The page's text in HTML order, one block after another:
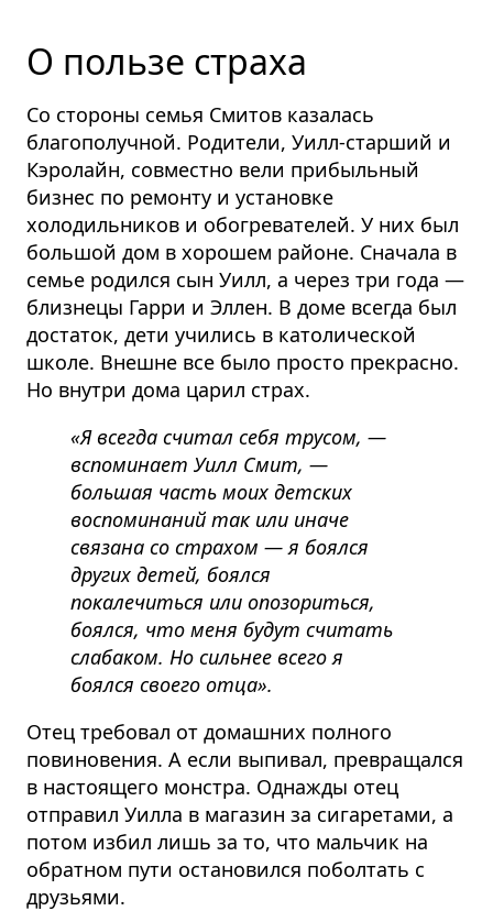
О пользе страха
Со стороны семья Смитов казалась
благополучной. Родители, Уилл-­старший и
Кэролайн, совместно вели прибыльный
бизнес по ремонту и установке
холодильников и обогревателей. У них был
большой дом в хорошем районе. Сначала в
семье родился сын Уилл, а через три года —
близнецы Гарри и Эллен. В доме всегда был
достаток, дети учились в католической
школе. Внешне все было просто прекрасно.
Но внутри дома царил страх.
«Я всегда считал себя трусом, —
вспоминает Уилл Смит, —
большая часть моих детских
воспоминаний так или иначе
связана со страхом — я боялся
других детей, боялся
покалечиться или опозориться,
боялся, что меня будут считать
слабаком. Но сильнее всего я
боялся своего отца».
Отец требовал от домашних полного
повиновения. А если выпивал, превращался
в настоящего монстра. Однажды отец
отправил Уилла в магазин за сигаретами, а
потом избил лишь за то, что мальчик на
обратном пути остановился поболтать с
друзьями.